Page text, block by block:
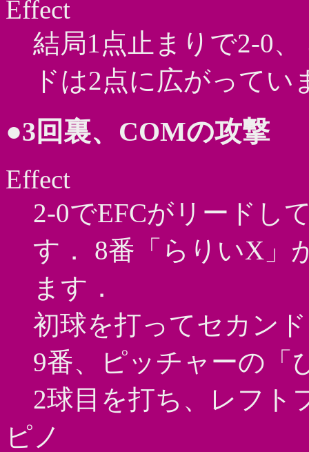
Effect
結局1点止まりで2-0
ドは2点に広がってい
●3回裏、COMの攻撃
Effect
2-0でEFCがリードし
す． 8番「らりいX」
ます．
初球を打ってセカン
9番、ピッチャーの「
2球目を打ち、レフト
ピノ